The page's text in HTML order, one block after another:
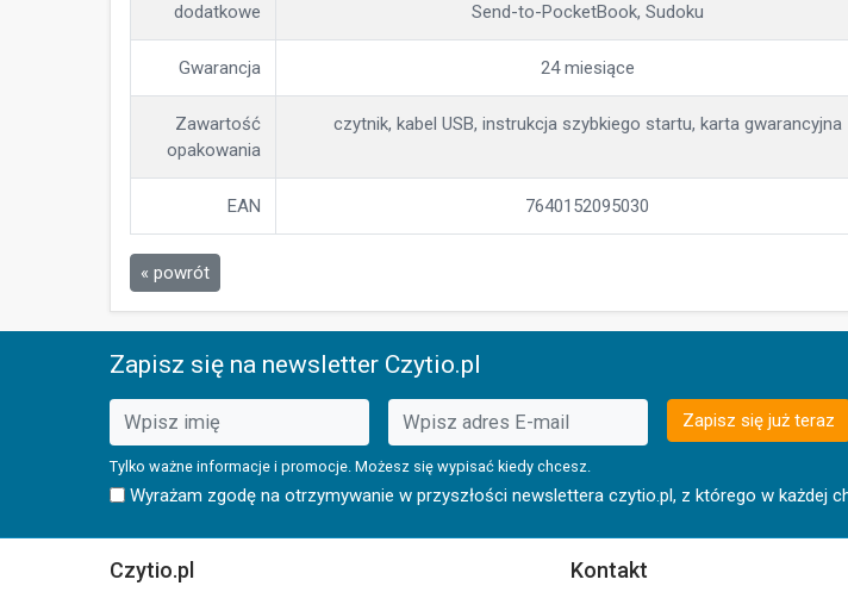
dodatkowe
Send-to-PocketBook, Sudoku
Gwarancja 24 miesiące
Zawartość
opakowania
czytnik, kabel USB, instrukcja szybkiego startu, karta gwarancyjna
EAN 7640152095030
« powrót
Zapisz się na newsletter Czytio.pl
Zapisz się już teraz
Tylko ważne informacje i promocje. Możesz się wypisać kiedy chcesz.
Wyrażam zgodę na otrzymywanie w przyszłości newslettera czytio.pl, z którego w każdej
Czytio.pl Kontakt